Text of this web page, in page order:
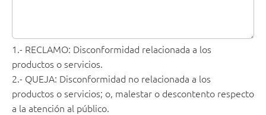
1.- RECLAMO: Disconformidad relacionada a los
productos o servicios.
2.- QUEJA: Disconformidad no relacionada a los
productos o servicios; o, malestar o descontento respecto
a la atención al público.